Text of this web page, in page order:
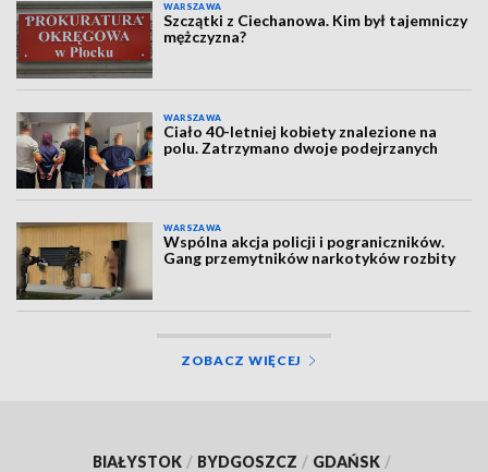
WARSZAWA
Szczątki z Ciechanowa. Kim był tajemniczy
mężczyzna?
WARSZAWA
Ciało 40-letniej kobiety znalezione na
polu. Zatrzymano dwoje podejrzanych
WARSZAWA
Wspólna akcja policji i pograniczników.
Gang przemytników narkotyków rozbity
ZOBACZ WIĘCEJ
BIAŁYSTOK / BYDGOSZCZ / GDAŃSK /